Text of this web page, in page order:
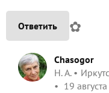
Ответить ✿
Chasogor
Н. А.
19